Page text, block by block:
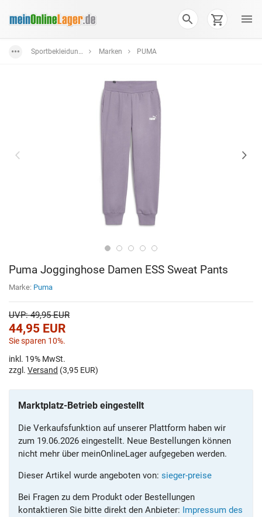
Sportbekleidung & Ausrüstung Marken PUMA
Puma Jogginghose Damen ESS Sweat Pants
Marke: Puma
UVP: 49,95 EUR
44,95 EUR
Sie sparen 10%.
inkl. 19% MwSt.
zzgl. Versand (3,95 EUR)
Marktplatz-Betrieb eingestellt
Die Verkaufsfunktion auf unserer Plattform haben wir
zum 19.06.2026 eingestellt. Neue Bestellungen können
nicht mehr über meinOnlineLager aufgegeben werden.
Dieser Artikel wurde angeboten von: sieger-preise
Bei Fragen zu dem Produkt oder Bestellungen
kontaktieren Sie bitte direkt den Anbieter: Impressum des